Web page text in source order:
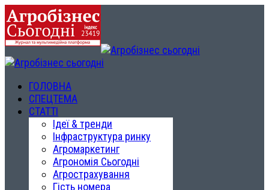
ГОЛОВНА
СПЕЦТЕМА
СТАТТІ
Ідеї & тренди
Інфраструктура ринку
Агромаркетинг
Агрономія Сьогодні
Агрострахування
Гість номера